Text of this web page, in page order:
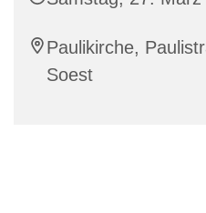
Paulikirche,
Soest